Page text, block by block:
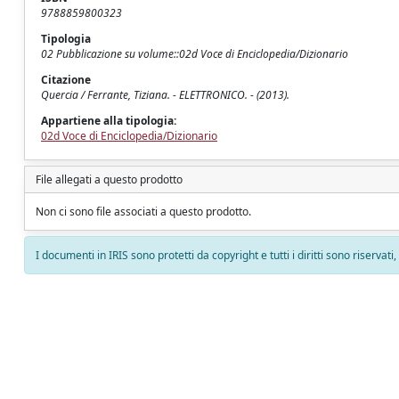
9788859800323
Tipologia
02 Pubblicazione su volume::02d Voce di Enciclopedia/Dizionario
Citazione
Quercia / Ferrante, Tiziana. - ELETTRONICO. - (2013).
Appartiene alla tipologia:
02d Voce di Enciclopedia/Dizionario
File allegati a questo prodotto
Non ci sono file associati a questo prodotto.
I documenti in IRIS sono protetti da copyright e tutti i diritti sono